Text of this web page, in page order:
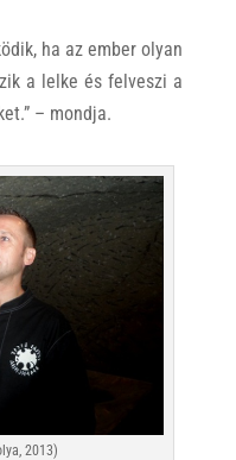
ha az ember olyan
a lelke és felveszi a
– mondja.
2013)